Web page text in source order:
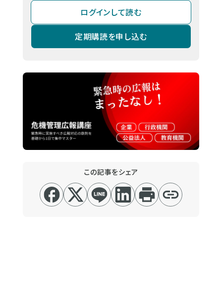
ログインして読む
定期購読を申し込む
この記事をシェア